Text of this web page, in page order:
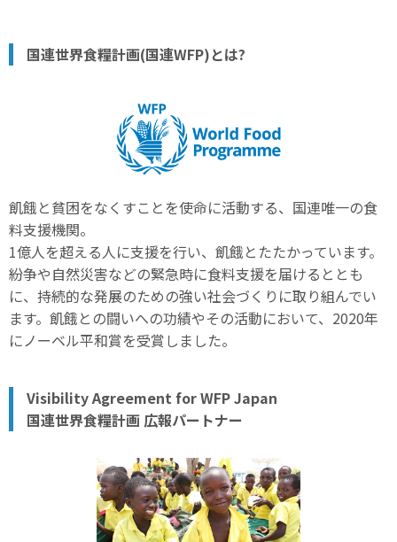
国連世界食糧計画(国連WFP)とは?
飢餓と貧困をなくすことを使命に活動する、国連唯一の食
料支援機関。
1億人を超える人に支援を行い、飢餓とたたかっています。
紛争や自然災害などの緊急時に食料支援を届けるととも
に、持続的な発展のための強い社会づくりに取り組んでい
ます。飢餓との闘いへの功績やその活動において、2020年
にノーベル平和賞を受賞しました。
Visibility Agreement for WFP Japan
国連世界食糧計画 広報パートナー